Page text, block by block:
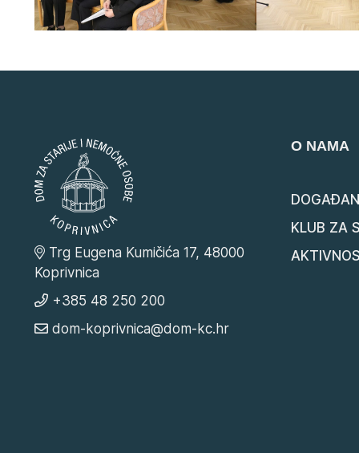
Trg Eugena Kumičića 17, 48000
Koprivnica
+385 48 250 200
dom-koprivnica@dom-kc.hr
O NAMA
KLUB ZA